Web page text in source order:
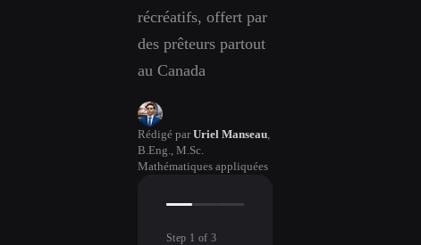
récréatifs, offert par
des prêteurs partout
au Canada
Rédigé par Uriel Manseau
B.Eng., M.Sc.
Mathématiques appliquées
Step 1 of 3